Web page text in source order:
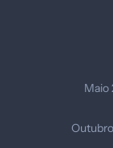
Maio
Outubro